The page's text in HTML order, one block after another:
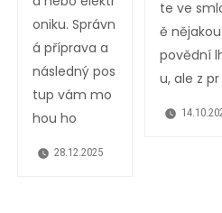
oniku. Správn
á příprava a
následný pos
tup vám mo
hou ho
28.12.2025
te ve
ě
povědní
u, ale z pr